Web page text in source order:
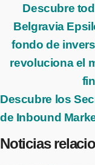
de
entradas
Descubre
Belgravia
fondo de
revoluciona el
Descubre los
de Inbound
Noticias